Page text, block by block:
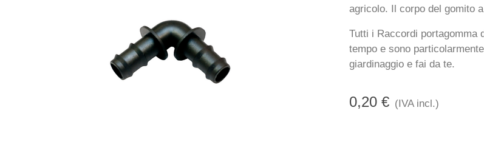
agricolo. Il corpo del gomito
Tutti i Raccordi portagomma
tempo e sono
giardinaggio e fai da te.
0,20 € (IVA incl.)